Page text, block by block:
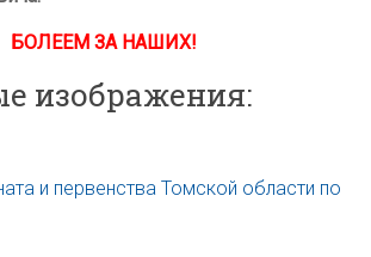
БОЛЕЕМ ЗА НАШИХ!
изображения:
и первенства Томской области по